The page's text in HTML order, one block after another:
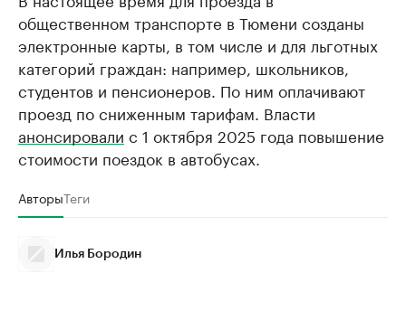
общественном транспорте в Тюмени созданы
электронные карты, в том числе и для льготных
категорий граждан: например, школьников,
студентов и пенсионеров. По ним оплачивают
проезд по сниженным тарифам. Власти
анонсировали с 1 октября 2025 года повышение
стоимости поездок в автобусах.
АвторыТеги
Илья Бородин